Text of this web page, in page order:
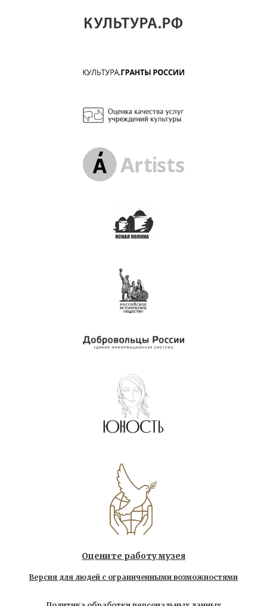
Оцените работу музея
Версия для людей с ограниченными возможностями